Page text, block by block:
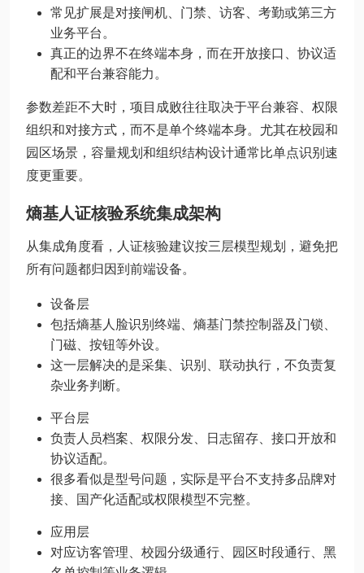
常见扩展是对接闸机、门禁、访客、考勤或第三方
业务平台。
真正的边界不在终端本身，而在开放接口、协议适
配和平台兼容能力。
参数差距不大时，项目成败往往取决于平台兼容、权限
组织和对接方式，而不是单个终端本身。尤其在校园和
园区场景，容量规划和组织结构设计通常比单点识别速
度更重要。
熵基人证核验系统集成架构
从集成角度看，人证核验建议按三层模型规划，避免把
所有问题都归因到前端设备。
设备层
包括熵基人脸识别终端、熵基门禁控制器及门锁、
门磁、按钮等外设。
这一层解决的是采集、识别、联动执行，不负责复
杂业务判断。
平台层
负责人员档案、权限分发、日志留存、接口开放和
协议适配。
很多看似是型号问题，实际是平台不支持多品牌对
接、国产化适配或权限模型不完整。
应用层
对应访客管理、校园分级通行、园区时段通行、黑